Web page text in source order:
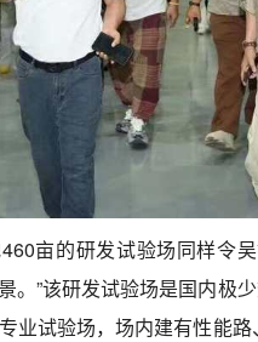
亩的研发试验场同样令
。”该研发试验场是国内极
业试验场，场内建有性能